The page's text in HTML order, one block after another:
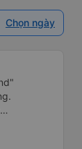
Chọn ngày